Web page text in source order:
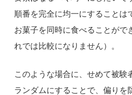
順番を完全に均一にすることは
お菓子を同時に食べることがで
れでは比較になりません）。
このような場合に、せめて被験
ランダムにすることで、偏りを